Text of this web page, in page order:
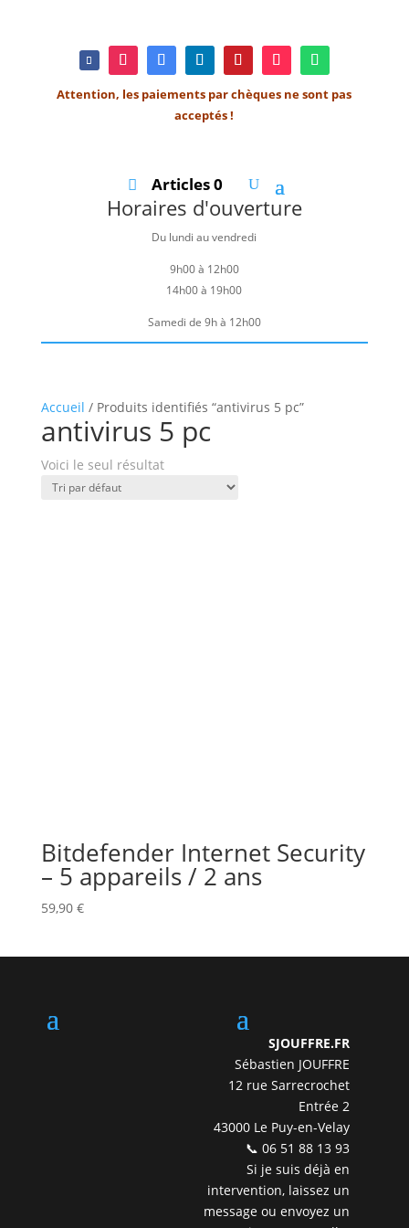
Attention, les paiements par chèques ne sont pas
acceptés !
Articles 0
Horaires d'ouverture
Du lundi au vendredi
9h00 à 12h00
14h00 à 19h00
Samedi de 9h à 12h00
Accueil / Produits identifiés “antivirus 5 pc”
antivirus 5 pc
Voici le seul résultat
Bitdefender Internet Security
– 5 appareils / 2 ans
59,90 €
SJOUFFRE.FR
Sébastien JOUFFRE
12 rue Sarrecrochet
Entrée 2
43000 Le Puy-en-Velay
📞 06 51 88 13 93
Si je suis déjà en
intervention, laissez un
message ou envoyez un